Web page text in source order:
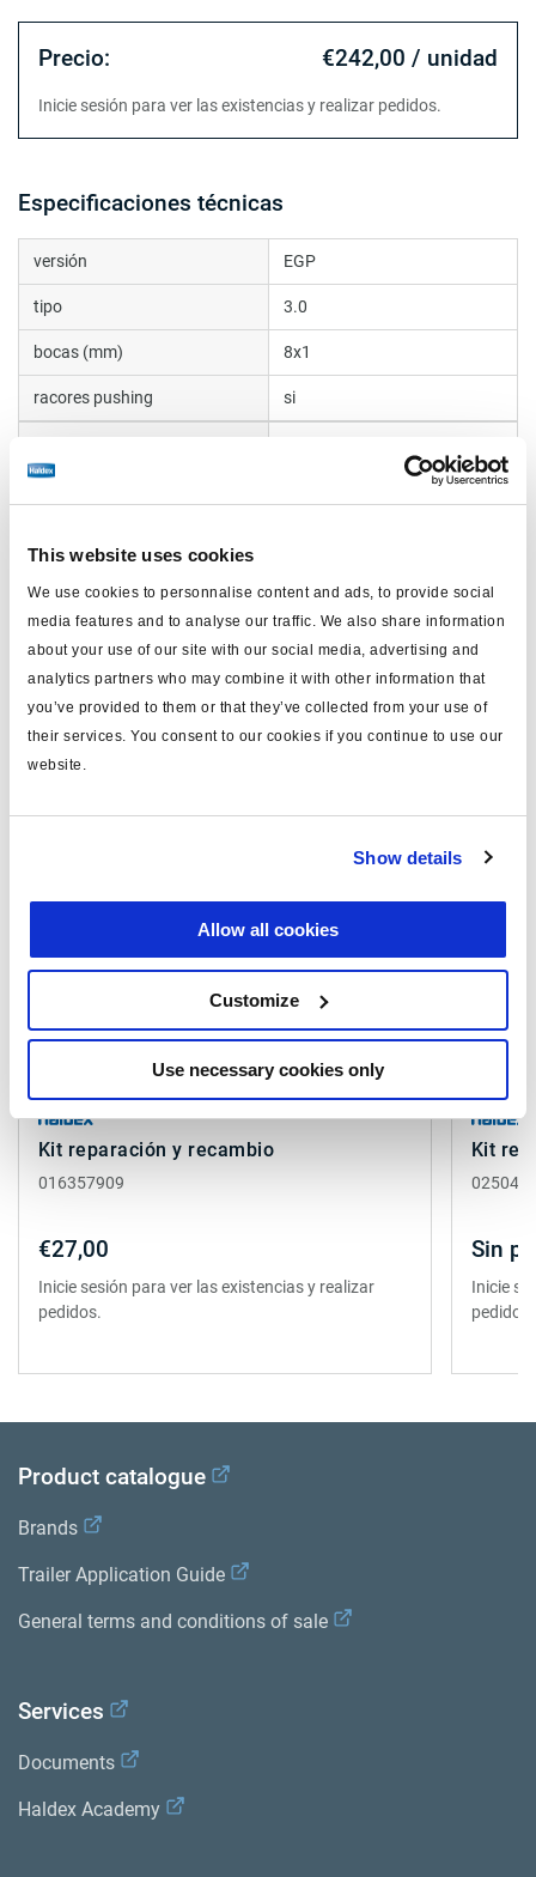
This website uses cookies
We use cookies to personnalise content and ads, to provide social
media features and to analyse our traffic. We also share information
about your use of our site with our social media, advertising and
analytics partners who may combine it with other information that
you’ve provided to them or that they’ve collected from your use of
their services. You consent to our cookies if you continue to use our
website.
Show details
Allow all cookies
Customize
Use necessary cookies only
Precio: €242,00 / unidad
Inicie sesión para ver las existencias y realizar pedidos.
Especificaciones técnicas
versión EGP
tipo 3.0
bocas (mm) 8x1
racores pushing si
Documentos
Vea todas las publicaciones relacionadas en nuestra
Biblioteca bibliográfica de productos.
Kit reparación y recambio
016357909
€27,00
Inicie sesión para ver las existencias y realizar
pedidos.
Kit
Sin
Inicie
pedidos.
Product catalogue
Brands
Trailer Application Guide
General terms and conditions of sale
Services
Documents
Haldex Academy